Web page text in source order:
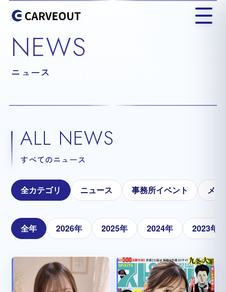
NEWS
ニュース
ALL NEWS
すべてのニュース
全カテゴリ ニュース 事務所イベント メ
全年 2026年 2025年 2024年 2023年